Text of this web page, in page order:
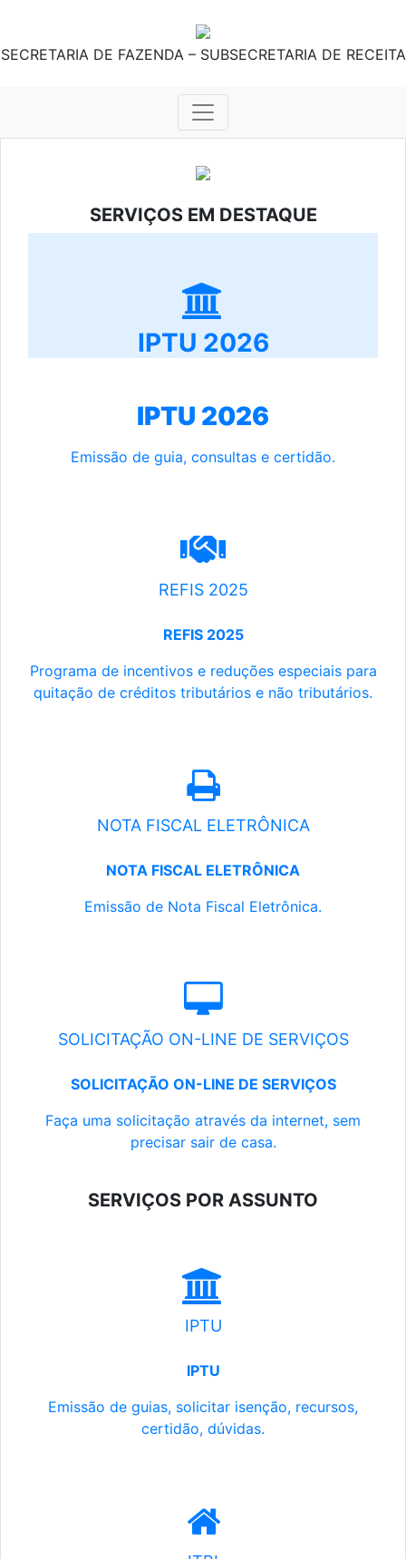
SECRETARIA DE FAZENDA – SUBSECRETARIA DE RECEITA
SERVIÇOS EM DESTAQUE
IPTU 2026
IPTU 2026
Emissão de guia, consultas e certidão.
REFIS 2025
REFIS 2025
Programa de incentivos e reduções especiais para
quitação de créditos tributários e não tributários.
NOTA FISCAL ELETRÔNICA
NOTA FISCAL ELETRÔNICA
Emissão de Nota Fiscal Eletrônica.
SOLICITAÇÃO ON-LINE DE SERVIÇOS
SOLICITAÇÃO ON-LINE DE SERVIÇOS
Faça uma solicitação através da internet, sem
precisar sair de casa.
SERVIÇOS POR ASSUNTO
IPTU
IPTU
Emissão de guias, solicitar isenção, recursos,
certidão, dúvidas.